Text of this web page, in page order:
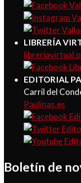
LIBRERÍA
EDITORIAL
Carril del
Paulinas.es
Boletín de